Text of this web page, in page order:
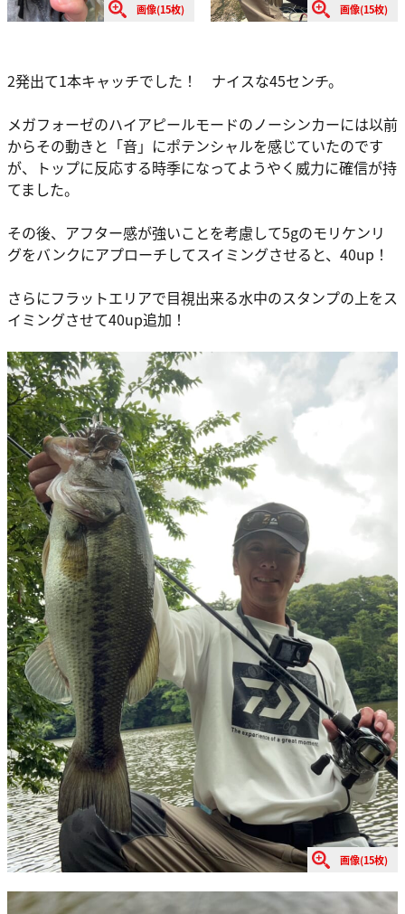
画像(15枚) 画像(15枚)
2発出て1本キャッチでした！ ナイスな45センチ。
メガフォーゼのハイアピールモードのノーシンカーには以前
からその動きと「音」にポテンシャルを感じていたのです
が、トップに反応する時季になってようやく威力に確信が持
てました。
その後、アフター感が強いことを考慮して5gのモリケンリ
グをバンクにアプローチしてスイミングさせると、40up！
さらにフラットエリアで目視出来る水中のスタンプの上をス
イミングさせて40up追加！
画像(15枚)